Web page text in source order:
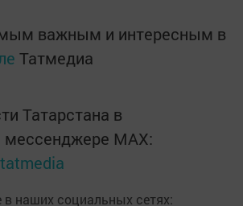
важным и интересным в
Татмедиа
Татарстана в
мессенджере MАХ:
в наших социальных сетях: